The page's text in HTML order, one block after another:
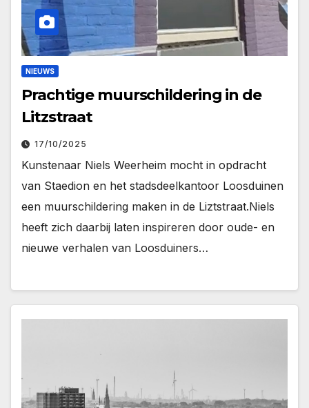
NIEUWS
Prachtige muurschildering in de
Litzstraat
17/10/2025
Kunstenaar Niels Weerheim mocht in opdracht
van Staedion en het stadsdeelkantoor Loosduinen
een muurschildering maken in de Liztstraat.Niels
heeft zich daarbij laten inspireren door oude- en
nieuwe verhalen van Loosduiners…